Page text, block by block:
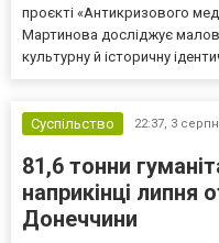
проєкті «Антикризового
Мартинова досліджує
культурну й історичну
Суспільство 22:37, 3
81,6 тонни
наприкінці липня
Донеччини